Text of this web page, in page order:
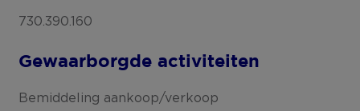
730.390.160
Gewaarborgde activiteiten
Bemiddeling aankoop/verkoop